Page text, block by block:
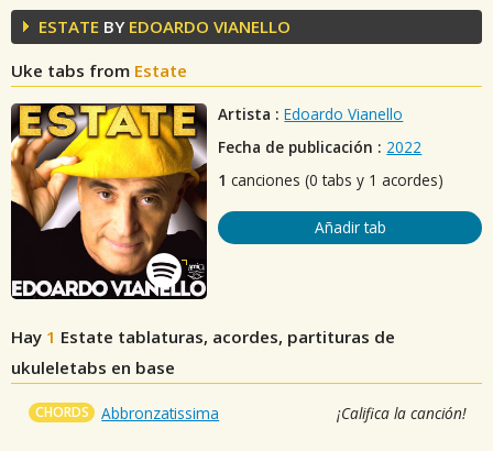
ESTATE BY EDOARDO VIANELLO
Uke tabs from Estate
Artista : Edoardo Vianello
Fecha de publicación : 2022
1 canciones (0 tabs y 1 acordes)
Añadir tab
Hay 1 Estate tablaturas, acordes, partituras de
ukuleletabs en base
CHORDS Abbronzatissima ¡Califica la canción!